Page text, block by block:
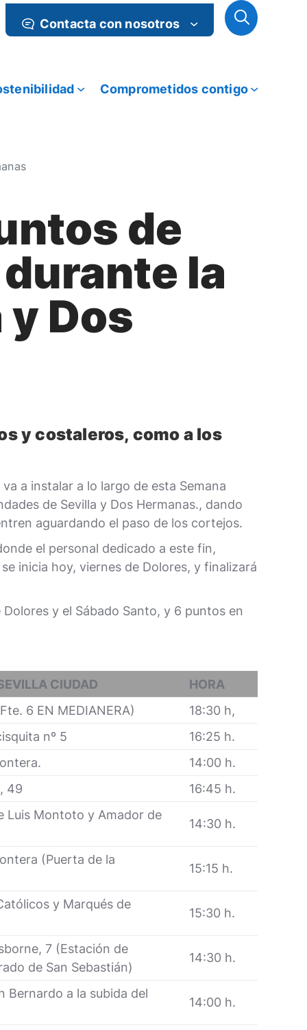
Contacta con nosotros
Comprometidos contigo
de
la
Dos
y costaleros, como a los
a instalar a lo largo de esta Semana
de Sevilla y Dos Hermanas., dando
aguardando el paso de los cortejos.
el personal dedicado a este fin,
inicia hoy, viernes de Dolores, y finalizará
y el Sábado Santo, y 6 puntos en
CIUDAD
HORA
6 EN MEDIANERA)
18:30 h,
nº 5
16:25 h.
14:00 h.
49 16:45 h.
Luis Montoto y Amador de
14:30 h.
(Puerta de la
15:15 h.
y Marqués de
15:30 h.
7 (Estación de
de San Sebastián)
14:30 h.
Bernardo a la subida del
14:00 h.